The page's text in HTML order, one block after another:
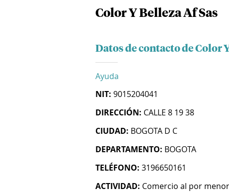
Color Y Belleza Af Sas
Datos de contacto de Color
Ayuda
NIT: 9015204041
DIRECCIÓN: CALLE 8 19 38
CIUDAD: BOGOTA D C
DEPARTAMENTO: BOGOTA
TELÉFONO: 3196650161
ACTIVIDAD: Comercio al por